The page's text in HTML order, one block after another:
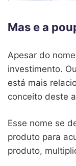
Mas e a
Apesar do
investimento.
está mais
conceito deste
Esse nome se
produto para
produto,